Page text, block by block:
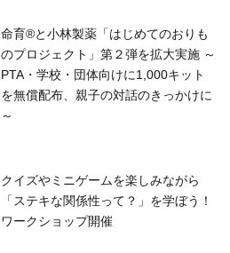
命育®と小林製薬「はじめてのおりも
のプロジェクト」第２弾を拡大実施 ～
PTA・学校・団体向けに1,000キット
を無償配布、親子の対話のきっかけに
～
クイズやミニゲームを楽しみながら
「ステキな関係性って？」を学ぼう！
ワークショップ開催